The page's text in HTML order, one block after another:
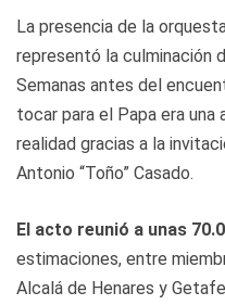
La presencia de la
representó la culminación
Semanas antes del
tocar para el Papa era una
realidad gracias a la
Antonio “Toño” Casado.
El acto reunió a unas
estimaciones, entre
Alcalá de Henares y